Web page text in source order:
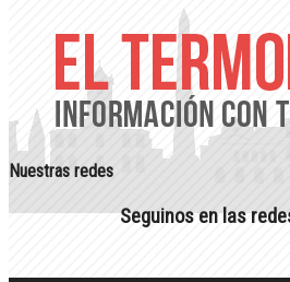
Nuestras redes
Seguinos en las